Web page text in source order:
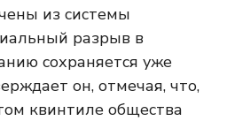
из системы
разрыв в
сохраняется уже
он, отмечая, что,
квинтиле общества